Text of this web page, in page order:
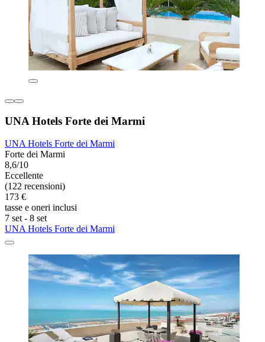
UNA Hotels Forte dei Marmi
UNA Hotels Forte dei Marmi
Forte dei Marmi
8,6/10
Eccellente
(122 recensioni)
173 €
tasse e oneri inclusi
7 set - 8 set
UNA Hotels Forte dei Marmi